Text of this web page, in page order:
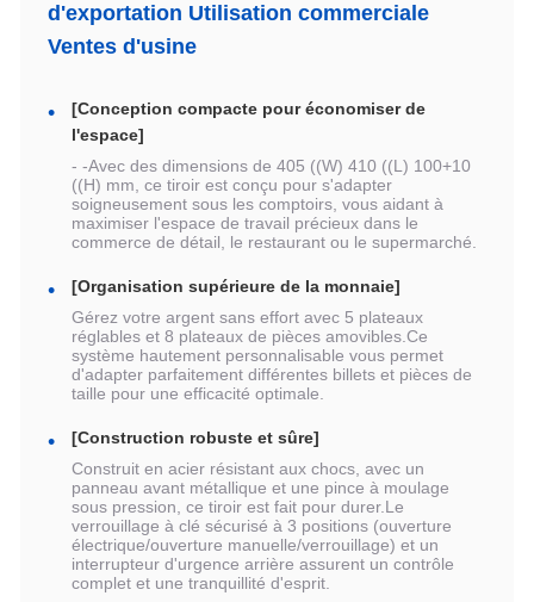
d'exportation Utilisation commerciale
Ventes d'usine
[Conception compacte pour économiser de
l'espace]
- -Avec des dimensions de 405 ((W) 410 ((L) 100+10
((H) mm, ce tiroir est conçu pour s'adapter
soigneusement sous les comptoirs, vous aidant à
maximiser l'espace de travail précieux dans le
commerce de détail, le restaurant ou le supermarché.
[Organisation supérieure de la monnaie]
Gérez votre argent sans effort avec 5 plateaux
réglables et 8 plateaux de pièces amovibles.Ce
système hautement personnalisable vous permet
d'adapter parfaitement différentes billets et pièces de
taille pour une efficacité optimale.
[Construction robuste et sûre]
Construit en acier résistant aux chocs, avec un
panneau avant métallique et une pince à moulage
sous pression, ce tiroir est fait pour durer.Le
verrouillage à clé sécurisé à 3 positions (ouverture
électrique/ouverture manuelle/verrouillage) et un
interrupteur d'urgence arrière assurent un contrôle
complet et une tranquillité d'esprit.